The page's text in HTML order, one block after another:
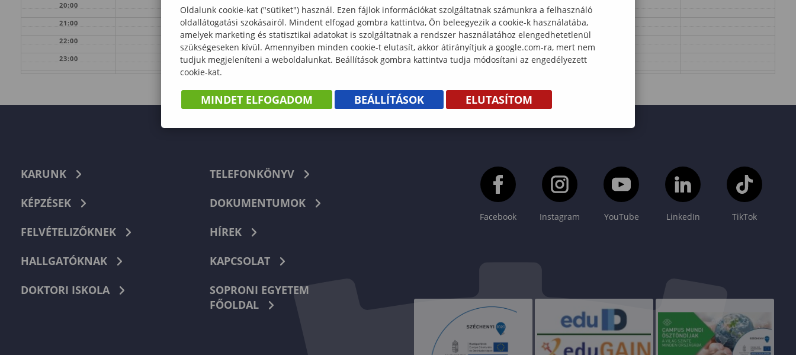
20:00
21:00
22:00
23:00
KARUNK
KÉPZÉSEK
FELVÉTELIZŐKNEK
HALLGATÓKNAK
DOKTORI ISKOLA
TELEFONKÖNYV
DOKUMENTUMOK
HÍREK
KAPCSOLAT
SOPRONI EGYETEM
FŐOLDAL
Facebook Instagram YouTube LinkedIn TikTok
Oldalunk cookie-kat ("sütiket") használ. Ezen fájlok információkat szolgáltatnak számunkra a felhasználó
oldallátogatási szokásairól. Mindent elfogad gombra kattintva, Ön beleegyezik a cookie-k használatába,
amelyek marketing és statisztikai adatokat is szolgáltatnak a rendszer használatához elengedhetetlenül
szükségeseken kívül. Amennyiben minden cookie-t elutasít, akkor átirányítjuk a google.com-ra, mert nem
tudjuk megjeleníteni a weboldalunkat. Beállítások gombra kattintva tudja módosítani az engedélyezett
cookie-kat.
MINDET ELFOGADOM BEÁLLÍTÁSOK ELUTASÍTOM